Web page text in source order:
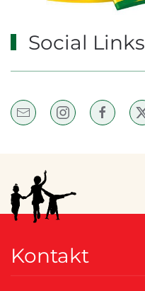
Social Links
Kontakt